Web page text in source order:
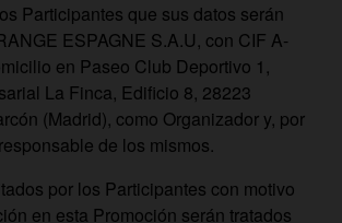
Participantes que sus datos serán
ESPAGNE S.A.U, con CIF A-
en Paseo Club Deportivo 1,
La Finca, Edificio 8, 28223
(Madrid), como Organizador y, por
de los mismos.
por los Participantes con motivo
en esta Promoción serán tratados